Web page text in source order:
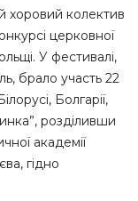
хоровий колектив
церковної
У фестивалі,
брало участь 22
Болгарії,
розділивши
академії
гідно